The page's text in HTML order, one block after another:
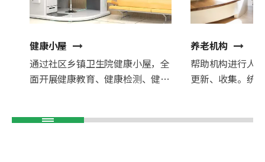
健康小屋
通过社区乡镇卫生院健康小屋，全
面开展健康教育、健康检测、健康
好健康跟进。
养老机构
帮助机构进行人
更新、收集。统
减少风险。